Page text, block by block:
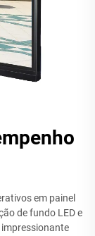
em painel
de fundo LED e